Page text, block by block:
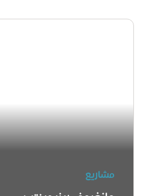
مشاريع